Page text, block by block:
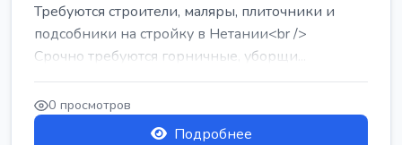
Требуются строители, маляры, плиточники и
подсобники на стройку в Нетании<br />
Срочно требуются горничные, уборщи...
0 просмотров
Подробнее